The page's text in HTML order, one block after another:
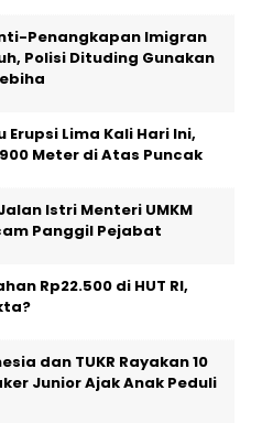
Penangkapan Imigran
Polisi Dituding Gunakan
Erupsi Lima Kali Hari Ini,
Meter di Atas Puncak
Istri Menteri UMKM
Panggil Pejabat
Rp22.500 di HUT RI,
dan TUKR Rayakan 10
Junior Ajak Anak Peduli